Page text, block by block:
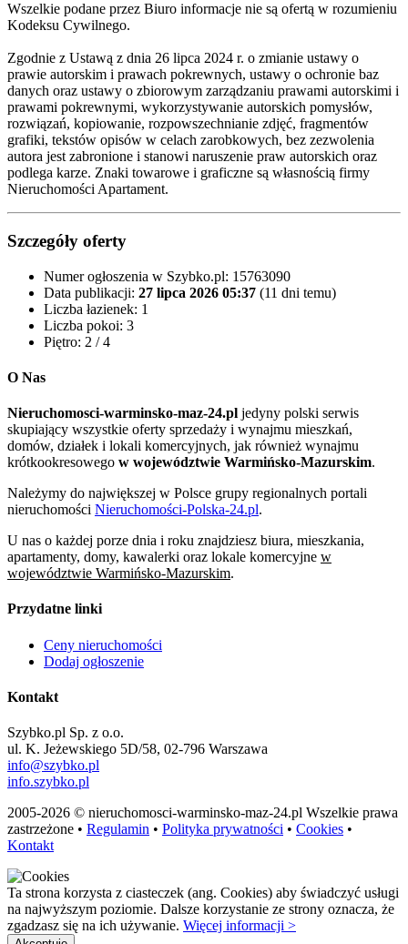
Wszelkie podane przez Biuro informacje nie są ofertą w rozumieniu
Kodeksu Cywilnego.
Zgodnie z Ustawą z dnia 26 lipca 2024 r. o zmianie ustawy o
prawie autorskim i prawach pokrewnych, ustawy o ochronie baz
danych oraz ustawy o zbiorowym zarządzaniu prawami autorskimi i
prawami pokrewnymi, wykorzystywanie autorskich pomysłów,
rozwiązań, kopiowanie, rozpowszechnianie zdjęć, fragmentów
grafiki, tekstów opisów w celach zarobkowych, bez zezwolenia
autora jest zabronione i stanowi naruszenie praw autorskich oraz
podlega karze. Znaki towarowe i graficzne są własnością firmy
Nieruchomości Apartament.
Szczegóły oferty
Numer ogłoszenia w Szybko.pl: 15763090
Data publikacji: 27 lipca 2026 05:37 (11 dni temu)
Liczba łazienek: 1
Liczba pokoi: 3
Piętro: 2 / 4
O Nas
Nieruchomosci-warminsko-maz-24.pl jedyny polski serwis
skupiający wszystkie oferty sprzedaży i wynajmu mieszkań,
domów, działek i lokali komercyjnych, jak również wynajmu
krótkookresowego w województwie Warmińsko-Mazurskim.
Należymy do największej w Polsce grupy regionalnych portali
nieruchomości Nieruchomości-Polska-24.pl.
U nas o każdej porze dnia i roku znajdziesz biura, mieszkania,
apartamenty, domy, kawalerki oraz lokale komercyjne w
województwie Warmińsko-Mazurskim.
Przydatne linki
Ceny nieruchomości
Dodaj ogłoszenie
Kontakt
Szybko.pl Sp. z o.o.
ul. K. Jeżewskiego 5D/58, 02-796 Warszawa
info@szybko.pl
info.szybko.pl
2005-2026 © nieruchomosci-warminsko-maz-24.pl Wszelkie prawa
zastrzeżone • Regulamin • Polityka prywatności • Cookies •
Kontakt
Ta strona korzysta z ciasteczek (ang. Cookies) aby świadczyć usługi
na najwyższym poziomie. Dalsze korzystanie ze strony oznacza, że
zgadzasz się na ich używanie. Więcej informacji >